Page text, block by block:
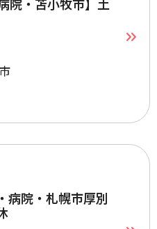
病院・札幌市厚別